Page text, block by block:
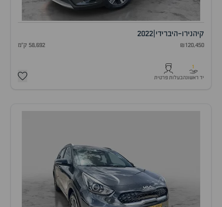
קיהנירו-היברידי 2022
₪120,450 58,692 ק"מ
1
יד ראשונהבעלות פרטית